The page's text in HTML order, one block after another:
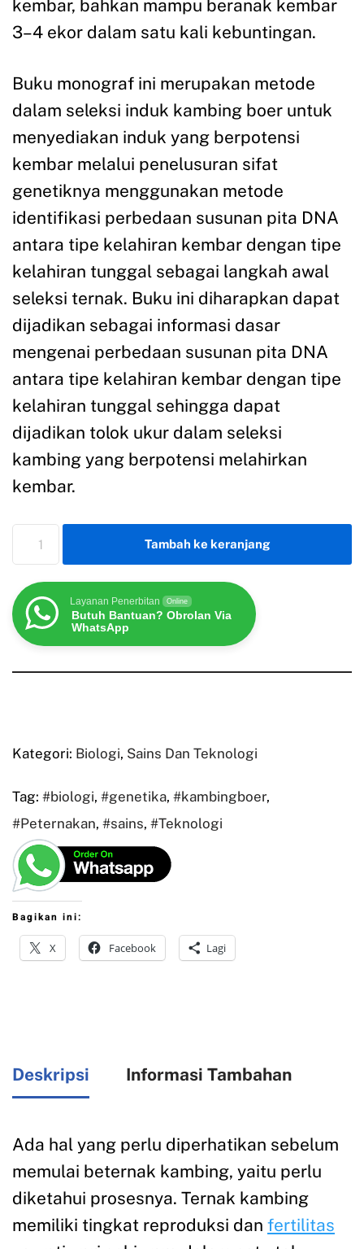
kembar, bahkan mampu beranak kembar
3–4 ekor dalam satu kali kebuntingan.
Buku monograf ini merupakan metode
dalam seleksi induk kambing boer untuk
menyediakan induk yang berpotensi
kembar melalui penelusuran sifat
genetiknya menggunakan metode
identifikasi perbedaan susunan pita DNA
antara tipe kelahiran kembar dengan tipe
kelahiran tunggal sebagai langkah awal
seleksi ternak. Buku ini diharapkan dapat
dijadikan sebagai informasi dasar
mengenai perbedaan susunan pita DNA
antara tipe kelahiran kembar dengan tipe
kelahiran tunggal sehingga dapat
dijadikan tolok ukur dalam seleksi
kambing yang berpotensi melahirkan
kembar.
Tambah ke keranjang
Layanan Penerbitan Online
Butuh Bantuan? Obrolan Via
WhatsApp
Kategori: Biologi, Sains Dan Teknologi
Tag: #biologi, #genetika, #kambingboer,
#Peternakan, #sains, #Teknologi
Bagikan ini:
X Facebook Lagi
Deskripsi Informasi Tambahan
Ada hal yang perlu diperhatikan sebelum
memulai beternak kambing, yaitu perlu
diketahui prosesnya. Ternak kambing
memiliki tingkat reproduksi dan fertilitas